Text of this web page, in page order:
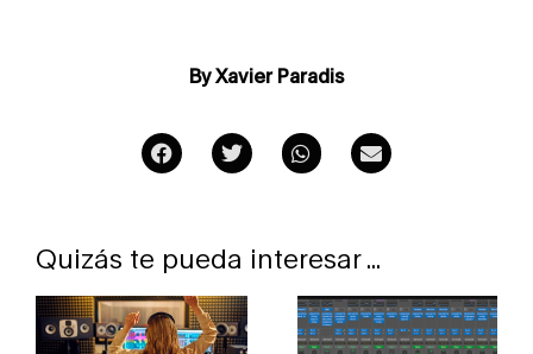
By Xavier Paradis
Quizás te pueda interesar ...